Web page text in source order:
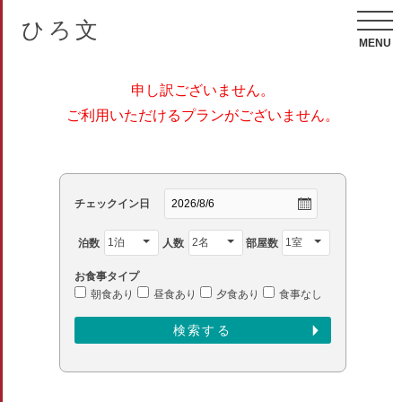
ひろ文
MENU
申し訳ございません。
ご利用いただけるプランがございません。
チェックイン日
泊数 人数 部屋数
お食事タイプ
朝食あり
昼食あり 夕食あり 食事なし